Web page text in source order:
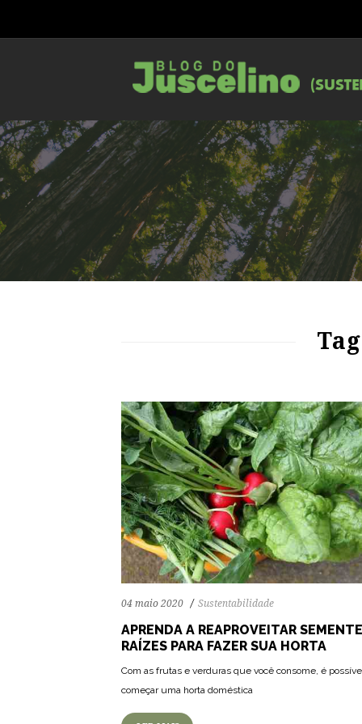
04 maio 2020 Sustentabilidade
APRENDA A REAPROVEITAR
RAÍZES PARA FAZER SUA HORTA
Com as frutas e verduras que você consome, é
começar uma horta doméstica